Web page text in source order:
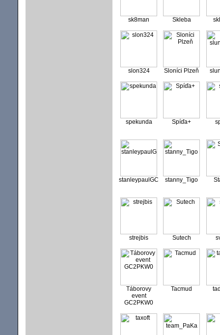
sk8man Skleba
slon324 Sloníci Plzeň
spekunda Spíďa+
stanleypaulGC stanny_Tigo
strejbis Sutech
Táborovy
event
GC2PKW0
Tacmud